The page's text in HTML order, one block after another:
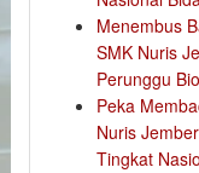
Menembus
SMK Nuris
Perunggu
Peka
Nuris
Tingkat